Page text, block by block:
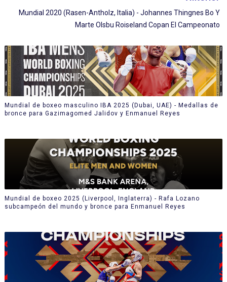
Mundial 2020 (Rasen-Antholz, Italia) - Johannes Thingnes Bo Y
Marte Olsbu Roiseland Copan El Campeonato
Mundial de boxeo masculino IBA 2025 (Dubai, UAE) - Medallas de
bronce para Gazimagomed Jalidov y Enmanuel Reyes
Mundial de boxeo 2025 (Liverpool, Inglaterra) - Rafa Lozano
subcampeón del mundo y bronce para Enmanuel Reyes